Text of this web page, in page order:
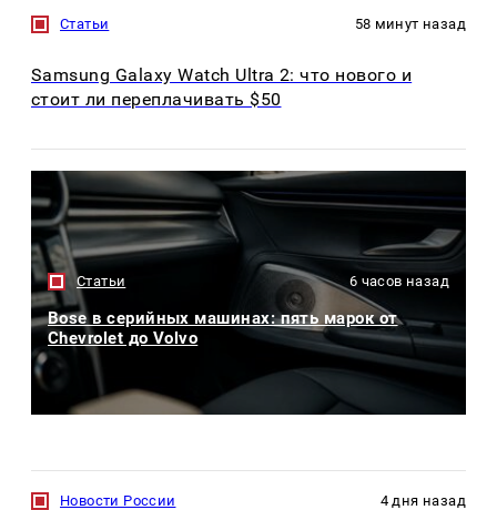
Статьи 58 минут назад
Samsung Galaxy Watch Ultra 2: что нового и
стоит ли переплачивать $50
Статьи 6 часов назад
Bose в серийных машинах: пять марок от
Chevrolet до Volvo
Новости России 4 дня назад